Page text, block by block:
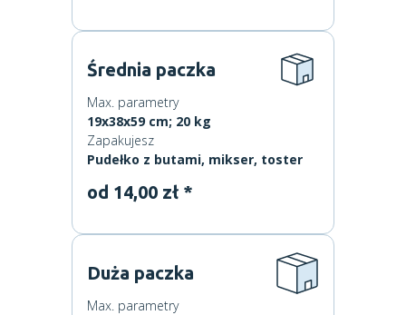
Średnia paczka
Max. parametry
19x38x59 cm; 20 kg
Zapakujesz
Pudełko z butami, mikser, toster
od 14,00 zł *
Duża paczka
Max. parametry